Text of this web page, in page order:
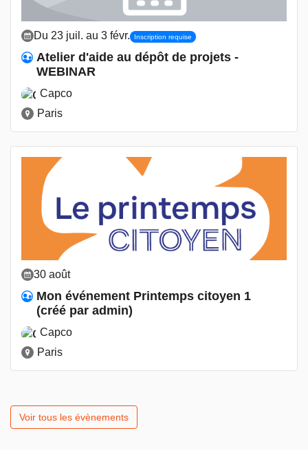
Du 23 juil. au 3 févr. Inscription requise
Atelier d'aide au dépôt de projets -
WEBINAR
Capco
Paris
30 août
Mon événement Printemps citoyen 1
(créé par admin)
Capco
Paris
Voir tous les évènements